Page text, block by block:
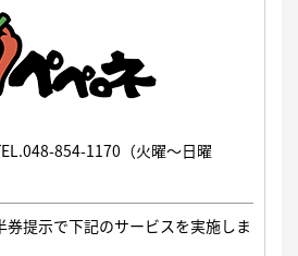
854-1170（火曜〜日曜
提示で下記のサービスを実施しま